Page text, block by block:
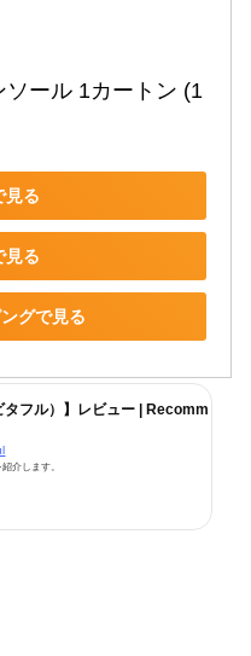
ール 1カートン (1
見る
見る
グで見る
タフル）】レビュー | Recomm
介します。